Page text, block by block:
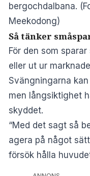
bergochdalbana.
Meekodong)
Så tänker
För den som
eller ut ur
Svängningarna
men långsiktighet
skyddet.
“Med det sagt så
agera på något
försök hålla